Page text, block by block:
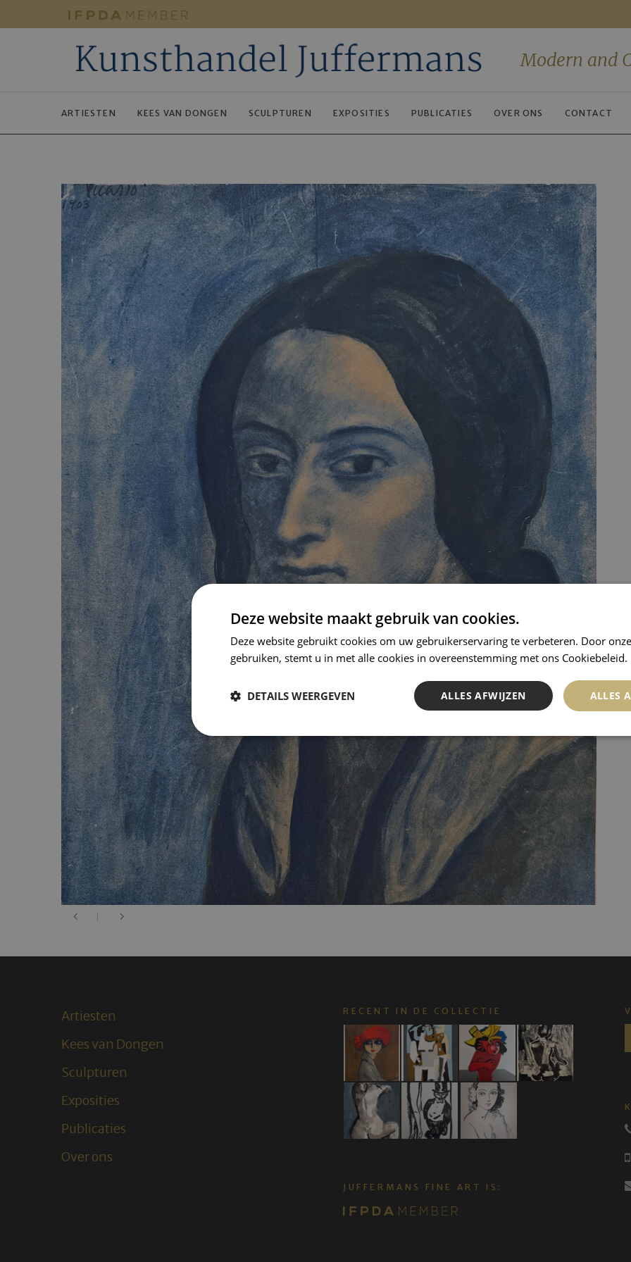
Modern and
ARTIESTEN KEES VAN DONGEN SCULPTUREN EXPOSITIES PUBLICATIES OVER ONS CONTACT
Artiesten
Kees van Dongen
Sculpturen
Exposities
Publicaties
Over ons
RECENT IN DE COLLECTIE
JUFFERMANS FINE ART IS:
Deze website maakt gebruik van cookies.
Deze website gebruikt cookies om uw gebruikerservaring te verbeteren. Door
gebruiken, stemt u in met alle cookies in overeenstemming met ons Cookiebeleid.
ALLES
ALLES AFWIJZEN
DETAILS WEERGEVEN